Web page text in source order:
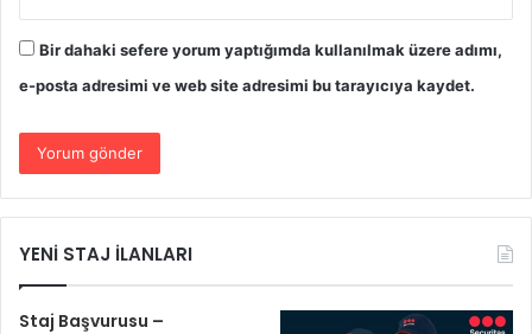
Bir dahaki sefere yorum yaptığımda kullanılmak üzere adımı,
e-posta adresimi ve web site adresimi bu tarayıcıya kaydet.
YENİ STAJ İLANLARI
Staj Başvurusu –